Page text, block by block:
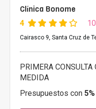
Clínica Bonome
4
Cairasco 9, Santa Cruz de
PRIMERA
MEDIDA
Presupuestos con